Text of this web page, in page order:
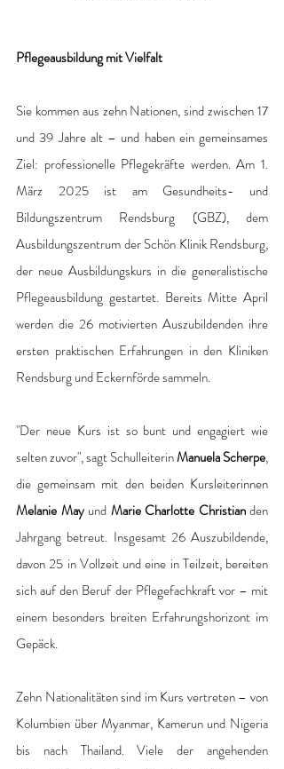
Pflegeausbildung mit Vielfalt
Sie kommen aus zehn Nationen, sind zwischen 17
und 39 Jahre alt – und haben ein gemeinsames
Ziel: professionelle Pflegekräfte werden. Am 1.
März 2025 ist am Gesundheits- und
Bildungszentrum Rendsburg (GBZ), dem
Ausbildungszentrum der Schön Klinik Rendsburg,
der neue Ausbildungskurs in die generalistische
Pflegeausbildung gestartet. Bereits Mitte April
werden die 26 motivierten Auszubildenden ihre
ersten praktischen Erfahrungen in den Kliniken
Rendsburg und Eckernförde sammeln.
"Der neue Kurs ist so bunt und engagiert wie
selten zuvor", sagt Schulleiterin Manuela Scherpe,
Melanie May und Marie Charlotte Christian den
Jahrgang betreut. Insgesamt 26 Auszubildende,
davon 25 in Vollzeit und eine in Teilzeit, bereiten
sich auf den Beruf der Pflegefachkraft vor – mit
einem besonders breiten Erfahrungshorizont im
Gepäck.
Zehn Nationalitäten sind im Kurs vertreten – von
Kolumbien über Myanmar, Kamerun und Nigeria
bis nach Thailand. Viele der angehenden